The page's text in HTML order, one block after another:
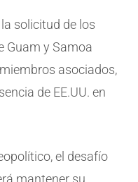
solicitud de los
Guam y Samoa
asociados,
de EE.UU. en
el desafío
mantener su